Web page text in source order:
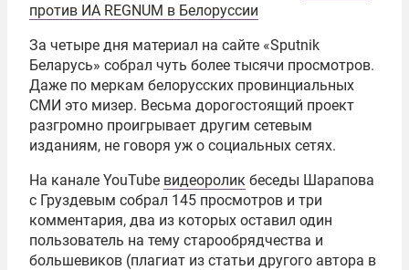
против ИА REGNUM в Белоруссии
За четыре дня материал на сайте «Sputnik
Беларусь» собрал чуть более тысячи просмотров.
Даже по меркам белорусских провинциальных
СМИ это мизер. Весьма дорогостоящий проект
разгромно проигрывает другим сетевым
изданиям, не говоря уж о социальных сетях.
На канале YouTube видеоролик беседы Шарапова
с Груздевым собрал 145 просмотров и три
комментария, два из которых оставил один
пользователь на тему старообрядчества и
большевиков (плагиат из статьи другого автора в